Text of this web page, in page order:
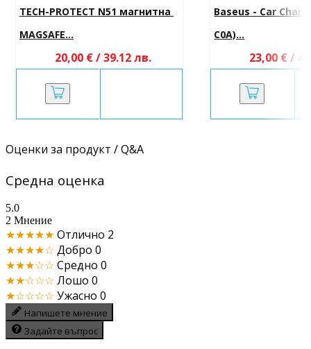
TECH-PROTECT N51 магнитна
MAGSAFE...
20,00 € / 39.12 лв.
Baseus - Car
C0A)...
23,00 € /
Оценки за продукт / Q&A
Средна оценка
5.0
2 Мнение
★★★★★ Отлично 2
★★★★☆ Добро 0
★★★☆☆ Средно 0
★★☆☆☆ Лошо 0
★☆☆☆☆ Ужасно 0
Напишете мнение
Задайте въпрос